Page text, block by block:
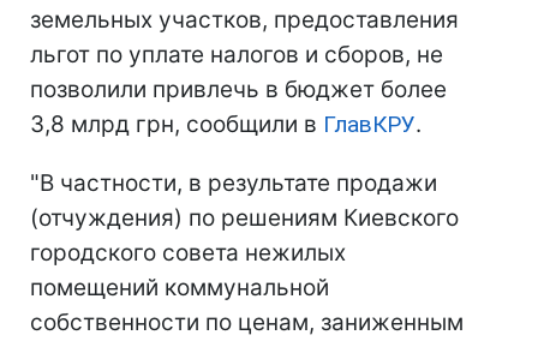
земельных участков, предоставления
льгот по уплате налогов и сборов, не
позволили привлечь в бюджет более
3,8 млрд грн, сообщили в ГлавКРУ.
"В частности, в результате продажи
(отчуждения) по решениям Киевского
городского совета нежилых
помещений коммунальной
собственности по ценам, заниженным